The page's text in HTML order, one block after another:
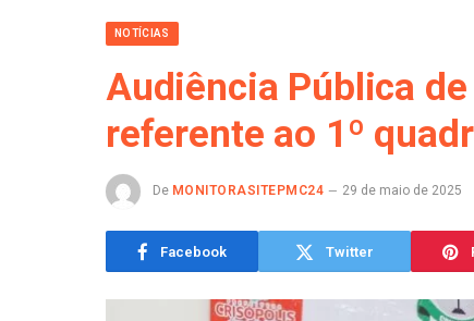
NOTÍCIAS
Audiência Pública
referente ao 1º
De MONITORASITEPMC24 29 de maio de 2025
Facebook Twitter